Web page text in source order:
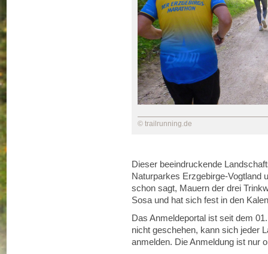
© trailrunning.de
Dieser beeindruckende
Naturparkes Erzgebirge-Vogtland
schon sagt, Mauern der drei
Sosa und hat sich fest in den
Das Anmeldeportal ist seit dem
nicht geschehen, kann sich jeder
anmelden. Die Anmeldung ist nur